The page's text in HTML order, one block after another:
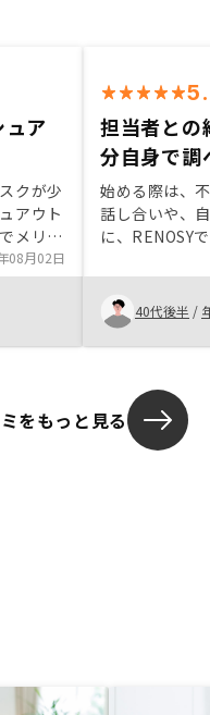
ア
クが少
アウト
メリッ
とのコ
定申告
08月02日
担当者との
分自身で調
始める際は、
話し合いや、
に、RENOSY
った。 今後、
ているが、売
物件を購入し
40代後半 /
をもっと見る